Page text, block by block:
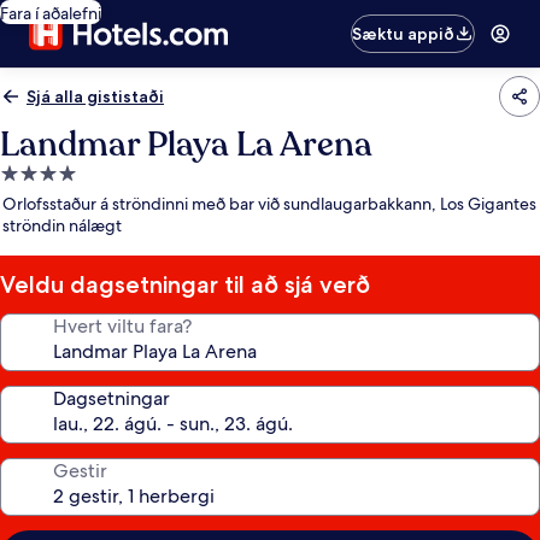
Fara í aðalefni
Sæktu appið
Sjá alla gististaði
Landmar Playa La Arena
4.0
stjörnu
gististaður
Orlofsstaður á ströndinni með bar við sundlaugarbakkann, Los Gigantes
ströndin nálægt
Veldu dagsetningar til að sjá verð
Hvert viltu fara?
Dagsetningar
Gestir